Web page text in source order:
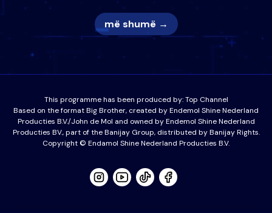
më shumë →
This programme has been produced by:Top Channel
Based on the format Big Brother, created by Endemol Shine Nederland
Producties B.V./John de Mol and owned by Endemol Shine Nederland
Producties BV., part of the Banijay Group, distributed by Banijay Rights.
Copyright © Endamol Shine Nederland Producties B.V.